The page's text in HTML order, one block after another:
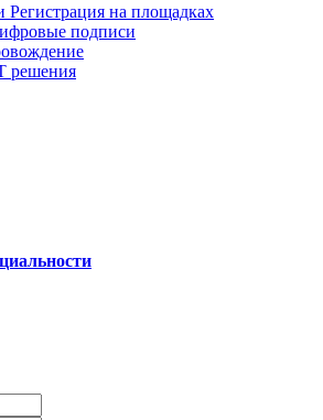
Регистрация на площадках
подписи
решения